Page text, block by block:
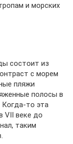
и морских
состоит из
с морем
пляжи
полосы в
то эта
VII веке до
таким